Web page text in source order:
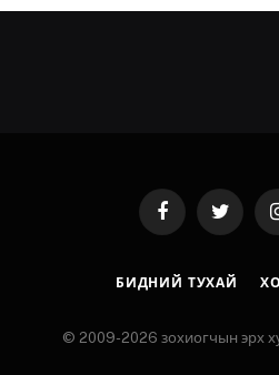
FacebookTwitter
БИДНИЙ ТУХАЙ
© 2009-2026 зохиогчын эрх